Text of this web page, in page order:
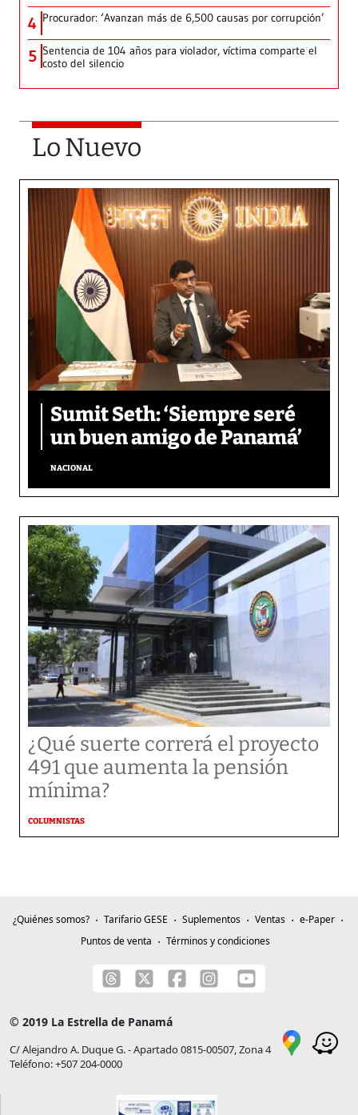
4 Procurador: ‘Avanzan más de 6,500 causas por corrupción’
5 Sentencia de 104 años para violador, víctima comparte el
costo del silencio
Lo Nuevo
Sumit Seth: ‘Siempre seré
un buen amigo de Panamá’
NACIONAL
¿Qué suerte correrá el proyecto
491 que aumenta la pensión
mínima?
COLUMNISTAS
¿Quiénes somos? Tarifario GESE Suplementos Ventas
e-Paper
Puntos de venta
Términos y condiciones
© 2019 La Estrella de Panamá
C/ Alejandro A. Duque G. - Apartado 0815-00507, Zona 4
Teléfono: +507 204-0000